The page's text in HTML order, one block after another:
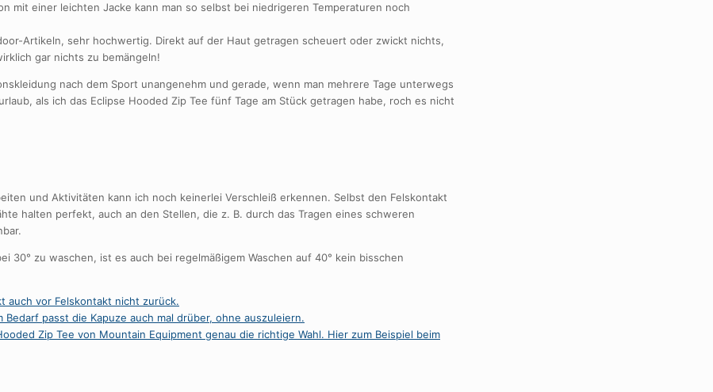
mit einer leichten Jacke kann man so selbst bei niedrigeren Temperaturen noch
Artikeln, sehr hochwertig. Direkt auf der Haut getragen scheuert oder zwickt nichts,
gar nichts zu bemängeln!
nach dem Sport unangenehm und gerade, wenn man mehrere Tage unterwegs
als ich das Eclipse Hooded Zip Tee fünf Tage am Stück getragen habe, roch es nicht
und Aktivitäten kann ich noch keinerlei Verschleiß erkennen. Selbst den Felskontakt
halten perfekt, auch an den Stellen, die z. B. durch das Tragen eines schweren
30° zu waschen, ist es auch bei regelmäßigem Waschen auf 40° kein bisschen